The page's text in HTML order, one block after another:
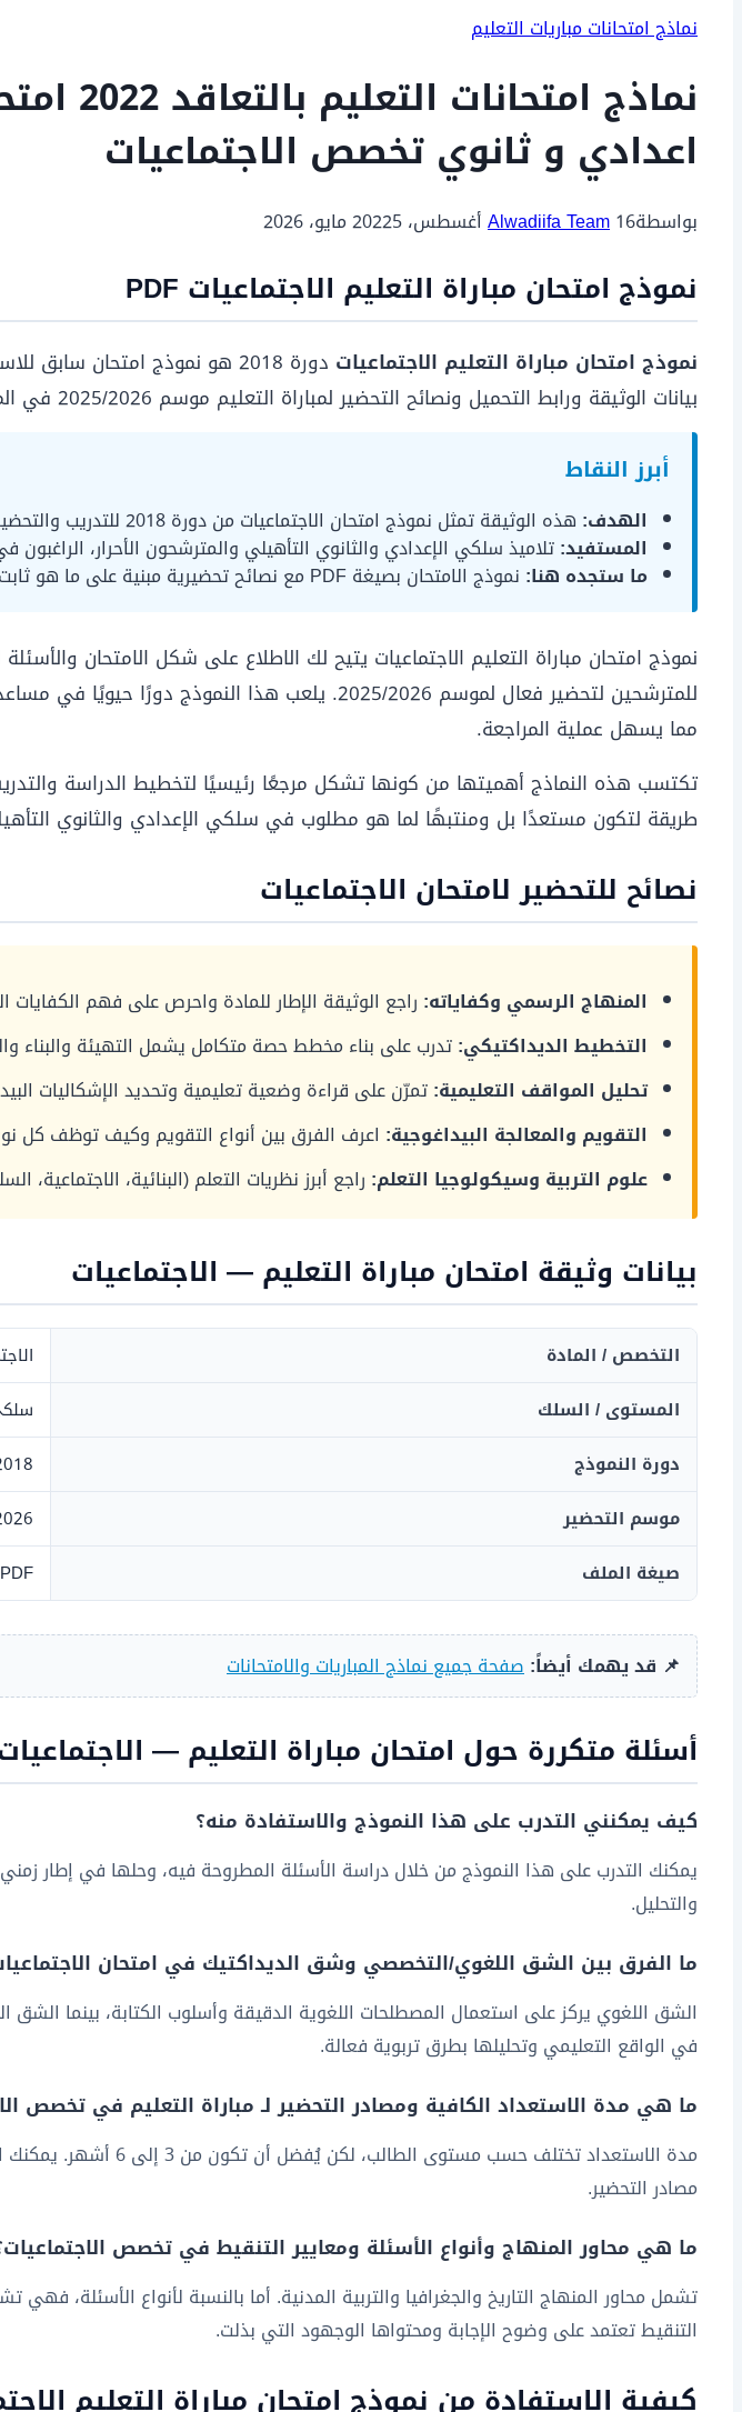
نماذج امتحانات مباريات التعليم
اعدادي و ثانوي تخصص الاجتماعيات
بواسطة Alwadiifa Team16 أغسطس، 2022 5 مايو، 2026
نموذج امتحان مباراة التعليم الاجتماعيات PDF
نموذج امتحان مباراة التعليم الاجتماعيات
دورة 2018 هو نموذج امتحان
بيانات الوثيقة ورابط التحميل ونصائح التحضير لمباراة التعليم موسم 2025/2026 في المغرب، مع التعامل مع سنة 2018 كسنة نموذج سابق فقط.
أبرز النقاط
الهدف: هذه الوثيقة تمثل نموذج امتحان الاجتماعيات من دورة 2018 للتدريب والتحضير لموسم 2025/2026.
المستفيد:تلاميذ سلكي الإعدادي والثانوي التأهيلي والمترشحون الأحرار، الراغبون
ما ستجده هنا: نموذج الامتحان بصيغة PDF مع نصائح تحضيرية مبنية على ما هو ثابت ومعروف.
للمترشحين لتحضير فعال لموسم 2025/2026. يلعب هذا
مما يسهل عملية المراجعة.
تكتسب هذه النماذج أهميتها من كونها تشكل مرجعًا رئيسيًا لتخطيط الدراسة
طريقة لتكون مستعدًا بل ومنتبهًا لما هو مطلوب في سلكي الإعدادي والثانوي
نصائح للتحضير لامتحان الاجتماعيات
المنهاج الرسمي وكفاياته: راجع الوثيقة الإطار للمادة واحرص على فهم
التخطيط الديداكتيكي:تدرب على بناء مخطط حصة متكامل يشمل التهيئة والبناء
تحليل المواقف التعليمية:تمرّن على قراءة وضعية تعليمية وتحديد الإشكاليات
التقويم والمعالجة البيداغوجية: اعرف الفرق بين أنواع التقويم وكيف توظف كل
علوم التربية وسيكولوجيا التعلم: راجع أبرز نظريات التعلم (البنائية،
بيانات وثيقة امتحان مباراة التعليم — الاجتماعيات
التخصص / المادة
المستوى / السلك
دورة النموذج
موسم التحضير
صيغة الملف
PDF
📌 قد يهمك أيضاً:صفحة جميع نماذج المباريات والامتحانات
أسئلة متكررة حول امتحان مباراة التعليم —
كيف يمكنني التدرب على هذا النموذج والاستفادة منه؟
يمكنك التدرب على هذا النموذج من خلال دراسة الأسئلة المطروحة فيه، وحلها في إطار
والتحليل.
ما الفرق بين الشق اللغوي/التخصصي وشق الديداكتيك في امتحان
الشق اللغوي يركز على استعمال المصطلحات اللغوية الدقيقة وأسلوب الكتابة، بينما
في الواقع التعليمي وتحليلها بطرق تربوية فعالة.
ما هي مدة الاستعداد الكافية ومصادر التحضير لـ مباراة التعليم في تخصص
مدة الاستعداد تختلف
مصادر التحضير.
ما هي محاور المنهاج وأنواع الأسئلة ومعايير التنقيط في تخصص
تشمل محاور المنهاج التاريخ والجغرافيا والتربية المدنية. أما بالنسبة لأنواع الأسئلة،
التنقيط تعتمد على وضوح الإجابة ومحتواها الوجهود التي بذلت.
كيفية الاستفادة من نموذج امتحان مباراة التعليم